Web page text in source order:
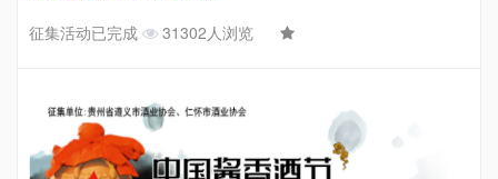
征集活动已完成 31302人浏览